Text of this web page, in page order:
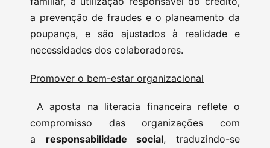
a prevenção de fraudes e o planeamento da
poupança, e são ajustados à realidade e
necessidades dos colaboradores.
Promover o bem-estar organizacional
A aposta na literacia financeira reflete o
compromisso das organizações com
a responsabilidade social, traduzindo-se